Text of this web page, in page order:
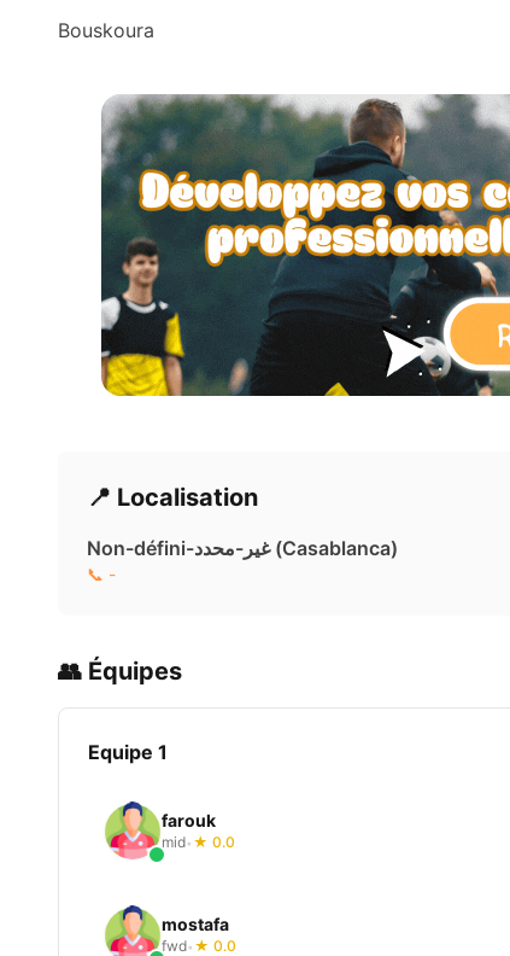
Bouskoura
📍 Localisation
Non-défini-غير-محدد ( Casablanca)
📞 -
👥 Équipes
Equipe 1
farouk
mid• ★ 0.0
mostafa
fwd• ★ 0.0